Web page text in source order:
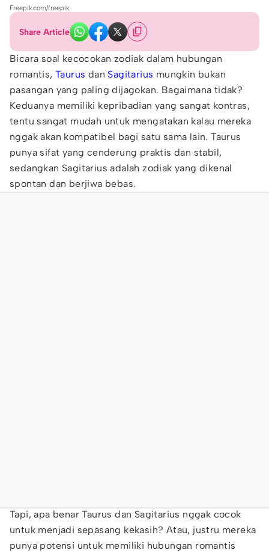
Freepik.com/freepik
Share Article
Bicara soal kecocokan zodiak dalam hubungan
romantis,Taurus dan Sagitarius mungkin bukan
pasangan yang paling dijagokan. Bagaimana tidak?
Keduanya memiliki kepribadian yang sangat kontras,
tentu sangat mudah untuk mengatakan kalau mereka
nggak akan kompatibel bagi satu sama lain. Taurus
punya sifat yang cenderung praktis dan stabil,
sedangkan Sagitarius adalah zodiak yang dikenal
spontan dan berjiwa bebas.
Tapi, apa benar Taurus dan Sagitarius nggak cocok
untuk menjadi sepasang kekasih? Atau, justru mereka
punya potensi untuk memiliki hubungan romantis